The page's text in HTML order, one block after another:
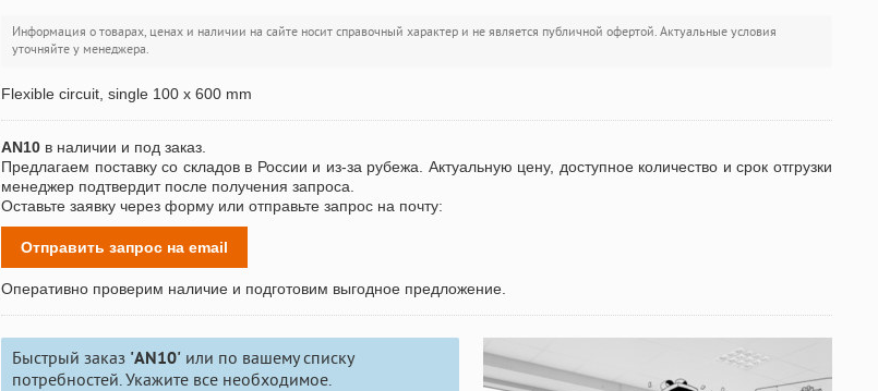
Информация о товарах, ценах и наличии на сайте носит справочный характер и не является публичной офертой. Актуальные условия
уточняйте у менеджера.
Flexible circuit, single 100 x 600 mm
AN10 в наличии и под заказ.
Предлагаем поставку со складов в России и из-за рубежа. Актуальную цену, доступное количество и срок отгрузки
менеджер подтвердит после получения запроса.
Оставьте заявку через форму или отправьте запрос на почту:
Отправить запрос на email
Оперативно проверим наличие и подготовим выгодное предложение.
Быстрый заказ 'AN10' или по вашему списку
потребностей. Укажите все необходимое.